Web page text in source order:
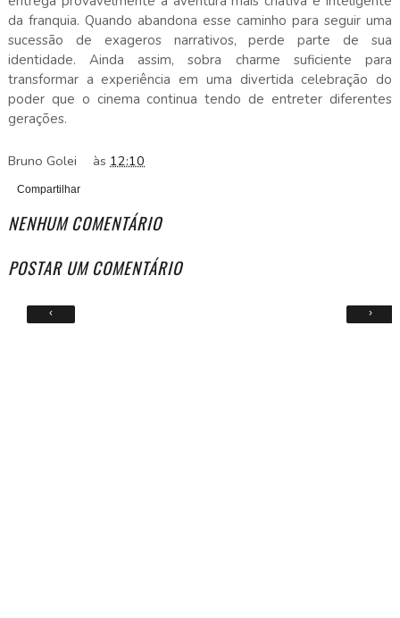
da franquia. Quando abandona esse caminho para seguir uma
sucessão de exageros narrativos, perde parte de sua
identidade. Ainda assim, sobra charme suficiente para
transformar a experiência em uma divertida celebração do
poder que o cinema continua tendo de entreter diferentes
gerações.
Bruno Golei às 12:10
Compartilhar
NENHUM COMENTÁRIO
POSTAR UM COMENTÁRIO
‹ ›